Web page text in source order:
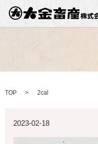
TOP 2cal
2023-02-18